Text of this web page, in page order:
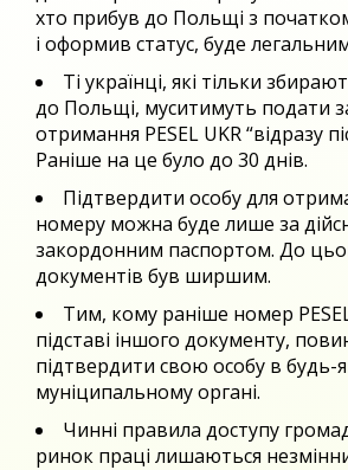
хто прибув до Польщі з
і оформив статус, буде
Ті українці, які тільки
до Польщі, муситимуть подати
отримання PESEL UKR “відразу
Раніше на це було до 30 днів.
Підтвердити особу для
номеру можна буде лише за
закордонним паспортом. До
документів був ширшим.
Тим, кому раніше номер
підставі іншого документу,
підтвердити свою особу в будь-
муніципальному органі.
Чинні правила доступу
ринок праці лишаються